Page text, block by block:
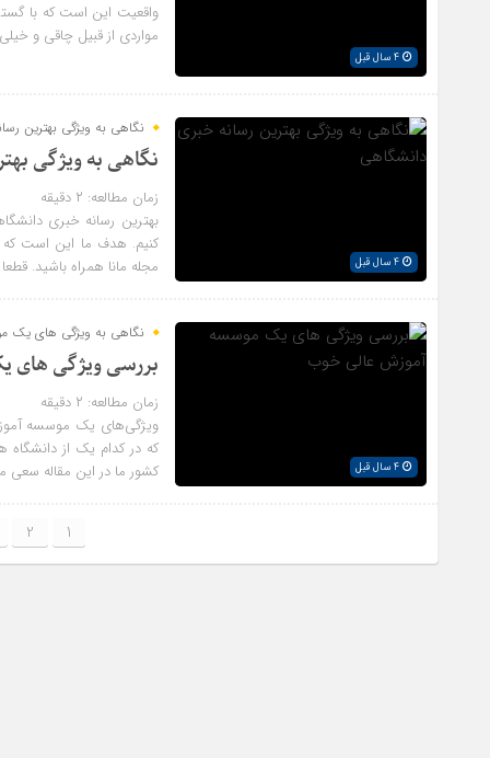
واقعیت این است که با
مواردی از قبیل چاقی و
نگاهی به ویژگی بهترین
نگاهی به ویژگی
زمان مطالعه: ۲ دقیقه
بهترین رسانه خبری
کنیم. هدف ما این است که
مجله مانا همراه باشید.
نگاهی به ویژگی های یک
بررسی ویژگی
زمان مطالعه: ۲ دقیقه
ویژگی‌های یک موسسه
که در کدام یک از
کشور ما در این مقاله
1
2